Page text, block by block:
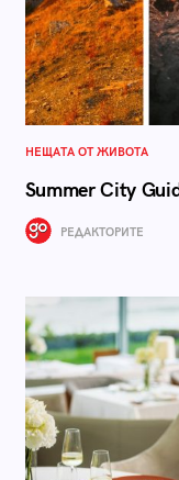
НЕЩАТА ОТ ЖИВОТА
Summer City
РЕДАКТОРИТЕ